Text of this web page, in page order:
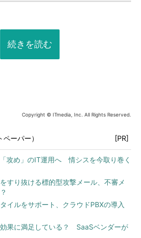
続きを読む
Copyright © ITmedia, Inc. All Rights Reserved.
ーパー） [PR]
攻め」のIT運用へ 情シスを今取り巻く
すり抜ける標的型攻撃メール、不審メ
イルをサポート、クラウドPBXの導入
果に満足している？ SaaSベンダーが